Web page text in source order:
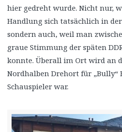
hier gedreht wurde. Nicht nur,
Handlung sich tatsächlich in
sondern auch, weil man
graue Stimmung der späten
konnte. Überall im Ort wird an
Nordhalben Drehort für „Bully“
Schauspieler war.